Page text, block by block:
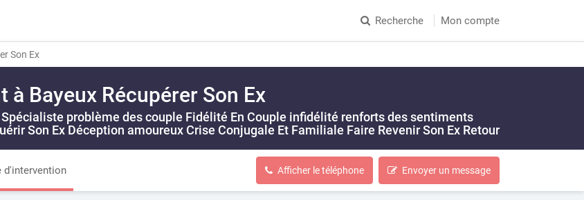
Recherche Mon compte
Son Ex
à Bayeux Récupérer Son Ex
problème des couple Fidélité En Couple infidélité renforts des sentiments
Son Ex Déception amoureux Crise Conjugale Et Familiale Faire Revenir Son Ex Retour
d'intervention Afficher le téléphone Envoyer un message